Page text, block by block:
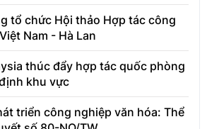
tổ chức Hội thảo Hợp tác công
Nam - Hà Lan
thúc đẩy hợp tác quốc phòng
khu vực
triển công nghiệp văn hóa: Thể